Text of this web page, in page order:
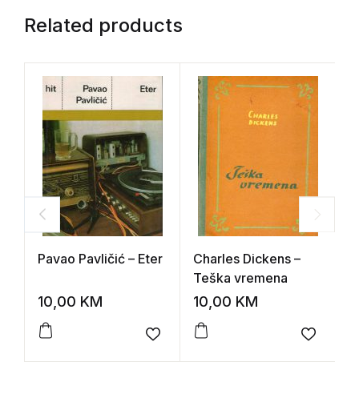
Related products
Pavao Pavličić – Eter
10,00 KM
Add to wishlist
Charles Dickens –
Teška vremena
10,00 KM
Add to